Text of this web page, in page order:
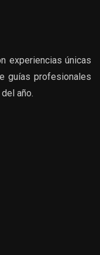
experiencias únicas
guías profesionales
año.